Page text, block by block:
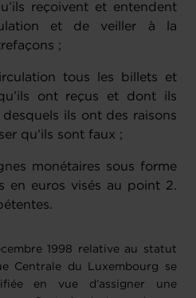
reçoivent et entendent
et de veiller à la
;
tous les billets et
ont reçus et dont ils
ils ont des raisons
qu’ils sont faux ;
monétaires sous forme
en euros visés au point 2.
1998 relative au statut
Centrale du Luxembourg se
en vue d’assigner une